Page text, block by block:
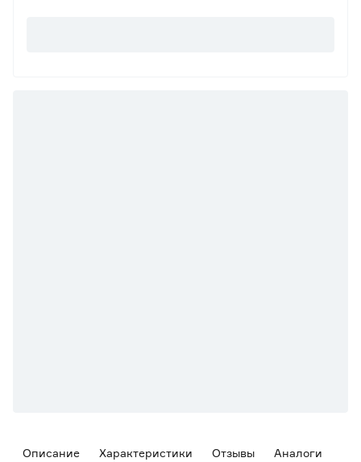
Описание Характеристики Отзывы Аналоги